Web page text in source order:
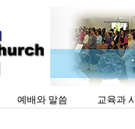
예배와 말씀 교육과